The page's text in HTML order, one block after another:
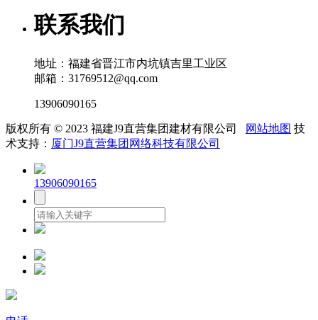
联系我们
地址：福建省晋江市内坑镇吉里工业区
邮箱：31769512@qq.com
13906090165
版权所有 © 2023 福建J9直营集团建材有限公司 网站地图 技
术支持： 厦门J9直营集团网络科技有限公司
13906090165